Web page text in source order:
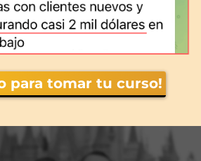
para tomar tu curso!